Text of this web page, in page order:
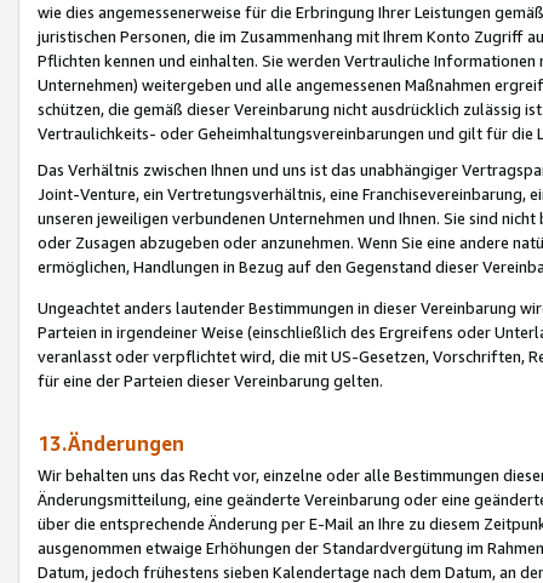
wie dies angemessenerweise für die Erbringung Ihrer Leistungen
juristischen Personen, die im Zusammenhang mit Ihrem Konto
Pflichten kennen und einhalten. Sie werden Vertrauliche
Unternehmen) weitergeben und alle angemessenen Maßnahmen
schützen, die gemäß dieser Vereinbarung nicht ausdrücklich zulässig
Vertraulichkeits- oder Geheimhaltungsvereinbarungen und gilt für die
Das Verhältnis zwischen Ihnen und uns ist das unabhängiger
Joint-Venture, ein Vertretungsverhältnis, eine Franchisevereinbarung,
unseren jeweiligen verbundenen Unternehmen und Ihnen. Sie sind
oder Zusagen abzugeben oder anzunehmen. Wenn Sie eine andere
ermöglichen, Handlungen in Bezug auf den Gegenstand dieser
Ungeachtet anders lautender Bestimmungen in dieser Vereinbarung
Parteien in irgendeiner Weise (einschließlich des Ergreifens oder
veranlasst oder verpflichtet wird, die mit US-Gesetzen, Vorschriften,
für eine der Parteien dieser Vereinbarung gelten.
13.Änderungen
Wir behalten uns das Recht vor, einzelne oder alle Bestimmungen
Änderungsmitteilung, eine geänderte Vereinbarung oder eine
über die entsprechende Änderung per E-Mail an Ihre zu diesem
ausgenommen etwaige Erhöhungen der Standardvergütung im
Datum, jedoch frühestens sieben Kalendertage nach dem Datum, an